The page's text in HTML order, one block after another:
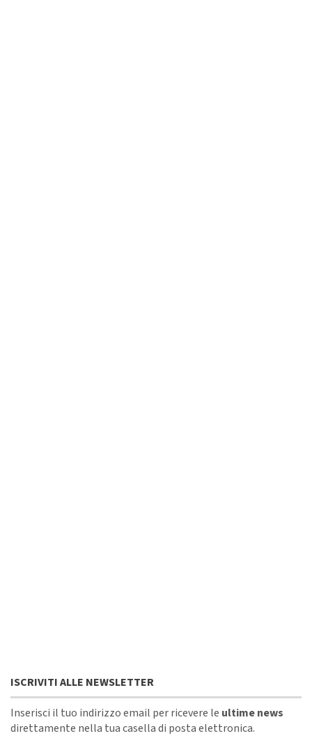
ISCRIVITI ALLE NEWSLETTER
Inserisci il tuo indirizzo email per ricevere le ultime news
direttamente nella tua casella di posta elettronica.